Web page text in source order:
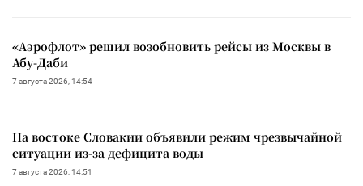
«Аэрофлот» решил возобновить рейсы из Москвы в
Абу-Даби
7 августа 2026, 14:54
На востоке Словакии объявили режим чрезвычайной
ситуации из-за дефицита воды
7 августа 2026, 14:51